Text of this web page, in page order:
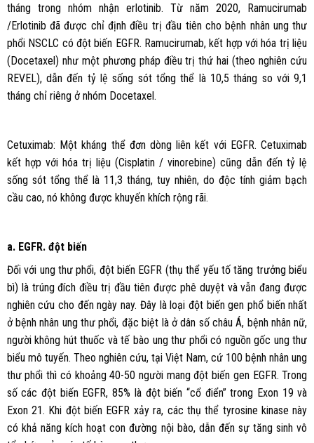
tháng trong nhóm nhận erlotinib. Từ năm 2020, Ramucirumab
/Erlotinib đã được chỉ định điều trị đầu tiên cho bệnh nhân ung thư
phổi NSCLC có đột biến EGFR. Ramucirumab, kết hợp với hóa trị liệu
(Docetaxel) như một phương pháp điều trị thứ hai (theo nghiên cứu
REVEL), dẫn đến tỷ lệ sống sót tổng thể là 10,5 tháng so với 9,1
tháng chỉ riêng ở nhóm Docetaxel.
Cetuximab: Một kháng thể đơn dòng liên kết với EGFR. Cetuximab
kết hợp với hóa trị liệu (Cisplatin / vinorebine) cũng dẫn đến tỷ lệ
sống sót tổng thể là 11,3 tháng, tuy nhiên, do độc tính giảm bạch
cầu cao, nó không được khuyến khích rộng rãi.
a. EGFR. đột biến
Đối với ung thư phổi, đột biến EGFR (thụ thể yếu tố tăng trưởng biểu
bì) là trúng đích điều trị đầu tiên được phê duyệt và vẫn đang được
nghiên cứu cho đến ngày nay. Đây là loại đột biến gen phổ biến nhất
ở bệnh nhân ung thư phổi, đặc biệt là ở dân số châu Á, bệnh nhân nữ,
người không hút thuốc và tế bào ung thư phổi có nguồn gốc ung thư
biểu mô tuyến. Theo nghiên cứu, tại Việt Nam, cứ 100 bệnh nhân ung
thư phổi thì có khoảng 40-50 người mang đột biến gen EGFR. Trong
số các đột biến EGFR, 85% là đột biến “cổ điển” trong Exon 19 và
Exon 21. Khi đột biến EGFR xảy ra, các thụ thể tyrosine kinase này
có khả năng kích hoạt con đường nội bào, dẫn đến sự tăng sinh vô